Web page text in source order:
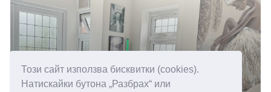
Този сайт използва бисквитки (cookies).
Натискайки бутона „Разбрах“ или